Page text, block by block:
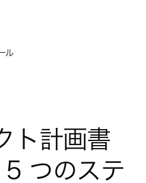
ル
ト計画書
5 つのステ